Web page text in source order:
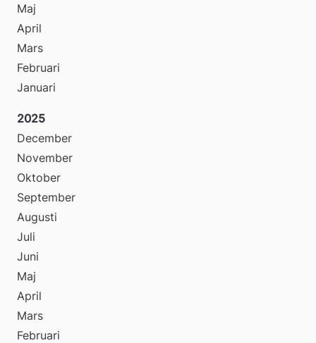
Maj
April
Mars
Februari
Januari
2025
December
November
Oktober
September
Augusti
Juli
Juni
Maj
April
Mars
Februari